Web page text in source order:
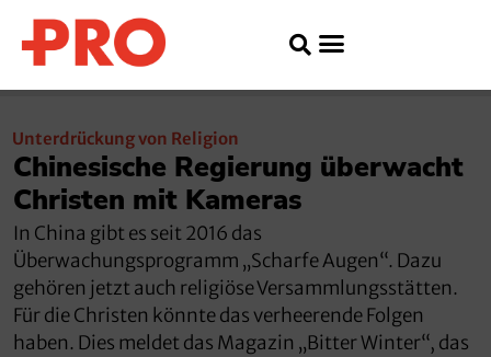
Unterdrückung von Religion
Chinesische Regierung überwacht
Christen mit Kameras
In China gibt es seit 2016 das
Überwachungsprogramm „Scharfe Augen“. Dazu
gehören jetzt auch religiöse Versammlungsstätten.
Für die Christen könnte das verheerende Folgen
haben. Dies meldet das Magazin „Bitter Winter“, das